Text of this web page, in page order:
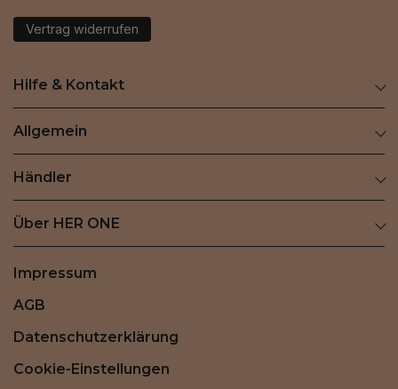
Vertrag widerrufen
Hilfe & Kontakt
Allgemein
Händler
Über HER ONE
Impressum
AGB
Datenschutzerklärung
Cookie-Einstellungen